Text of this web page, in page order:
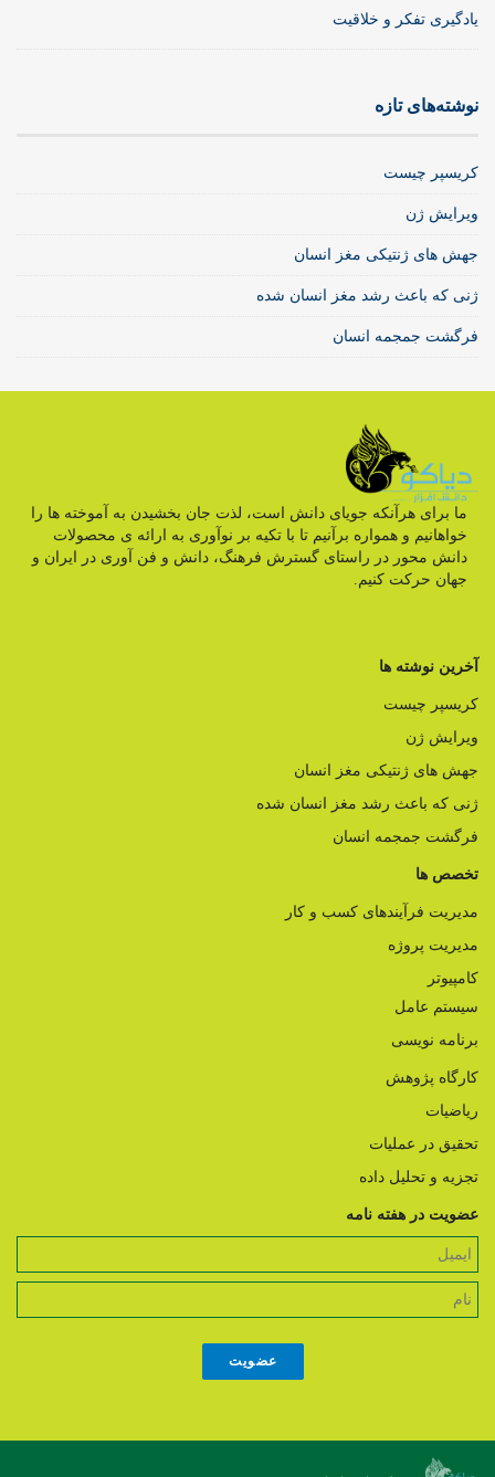
یادگیری تفکر و خلاقیت
نوشته‌های تازه
کریسپر چیست
ویرایش ژن
جهش های ژنتیکی مغز انسان
ژنی که باعث رشد مغز انسان شده
فرگشت جمجمه انسان
ما برای هرآنکه جویای دانش است، لذت جان بخشیدن به آموخته ها را
خواهانیم و همواره برآنیم تا با تکیه بر نوآوری به ارائه ی محصولات
دانش محور در راستای گسترش فرهنگ، دانش و فن آوری در ایران و
جهان حرکت کنیم.
آخرین نوشته ها
کریسپر چیست
ویرایش ژن
جهش های ژنتیکی مغز انسان
ژنی که باعث رشد مغز انسان شده
فرگشت جمجمه انسان
تخصص ها
مدیریت فرآیندهای کسب و کار
مدیریت پروژه
کامپیوتر
سیستم عامل
برنامه نویسی
کارگاه پژوهش
ریاضیات
تحقیق در عملیات
تجزیه و تحلیل داده
عضویت در هفته نامه